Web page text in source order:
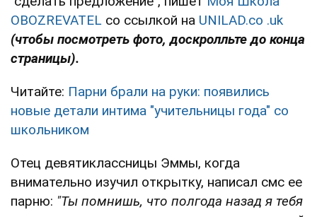
OBOZREVATEL со ссылкой на UNILAD.co .uk
(чтобы посмотреть фото, доскролльте до конца
страницы).
Читайте: Парни брали на руки: появились
новые детали интима "учительницы года" со
школьником
Отец девятиклассницы Эммы, когда
внимательно изучил открытку, написал смс ее
парню: "Ты помнишь, что полгода назад я тебя